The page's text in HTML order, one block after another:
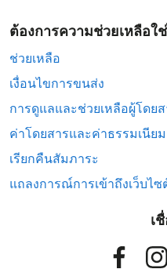
ต้องการความช่วยเหลือใ
ช่วยเหลือ
เงื่อนไขการขนส่ง
การดูแลและช่วยเหลือผู้โดย
ค่าโดยสารและค่าธรรมเนียม
เรียกคืนสัมภาระ
แถลงการณ์การเข้าถึงเว็บไซ
เ